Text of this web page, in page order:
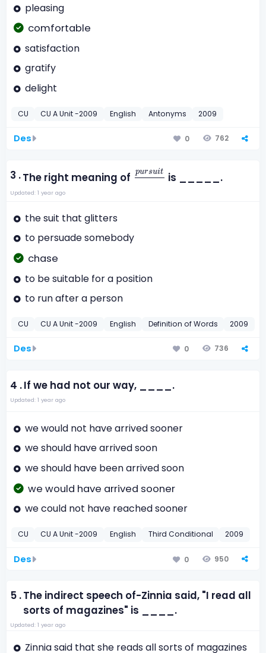
pleasing
comfortable
satisfaction
gratify
delight
CU CU A Unit -2009 English Antonyms 2009
Des 0 762
3 .The right meaning of pursuit
pursu
is _____.
Updated: 1 year ago
the suit that glitters
to persuade somebody
chase
to be suitable for a position
to run after a person
CU CU A Unit -2009 English Definition of Words 2009
Des 0 736
4 .If we had not our way, ____.
Updated: 1 year ago
we would not have arrived sooner
we should have arrived soon
we should have been arrived soon
we would have arrived sooner
we could not have reached sooner
CU CU A Unit -2009 English Third Conditional 2009
Des 0 950
5 .The indirect speech of-Zinnia said, "I read all
sorts of magazines" is ____.
Updated: 1 year ago
Zinnia said that she reads all sorts of magazines